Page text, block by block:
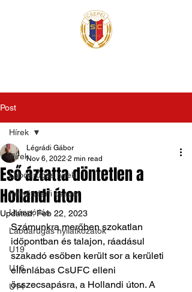
Post
Hírek
Labdarúgás hírek
Felnőtt férfi csapat
Utánpótlás
Labdarúgás nyilatkozatok
U19
U16
U14
Hírek
Eső áztatta döntetlen a
Hollandi úton
Légrádi Gábor
Nov 6, 2022 2 min read
Updated:Feb 22, 2023
Számunkra merőben szokatlan
időpontban és talajon, ráadásul
szakadó esőben került sor a kerületi
ellenlábas CsUFC elleni
összecsapásra, a Hollandi úton. A